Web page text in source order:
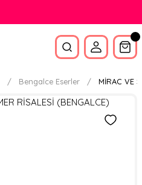
Bengalce Eserler MİRAC VE